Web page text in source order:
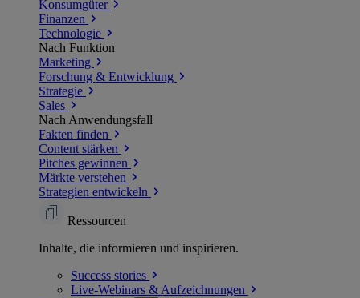
Konsumgüter
Finanzen
Technologie
Nach Funktion
Marketing
Forschung & Entwicklung
Strategie
Sales
Nach Anwendungsfall
Fakten finden
Content stärken
Pitches gewinnen
Märkte verstehen
Strategien entwickeln
Ressourcen
Inhalte, die informieren und inspirieren.
Success stories
Live-Webinars & Aufzeichnungen